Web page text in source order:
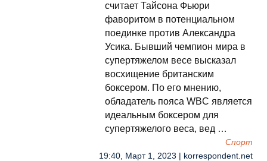
считает Тайсона Фьюри
фаворитом в потенциальном
поединке против Александра
Усика. Бывший чемпион мира в
супертяжелом весе высказал
восхищение британским
боксером. По его мнению,
обладатель пояса WBC является
идеальным боксером для
супертяжелого веса, вед …
Спорт
19:40, Март 1, 2023 | korrespondent.net